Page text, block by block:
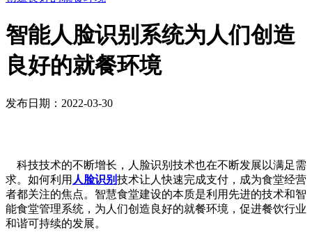
智能人脸识别系统为人们创造
良好的就餐环境
发布日期：2022-03-30
科技技术的不断增长，人脸识别技术也在不断发展以满足需
求。如何利用 人脸识别技术让人快速完成支付，成为食堂经营
者都关注的焦点。智慧食堂建设的本质是利用先进的技术和智
能食堂管理系统，为人们创造良好的就餐环境，促进餐饮行业
和谐可持续的发展。